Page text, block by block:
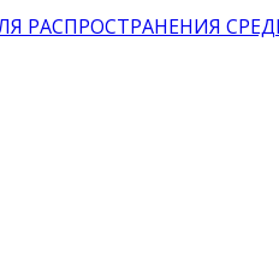
РАСПРОСТРАНЕНИЯ